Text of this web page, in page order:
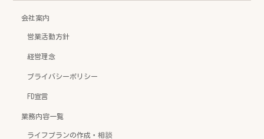
会社案内
営業活動方針
経営理念
プライバシーポリシー
FD宣言
業務内容一覧
ライフプランの作成・相談